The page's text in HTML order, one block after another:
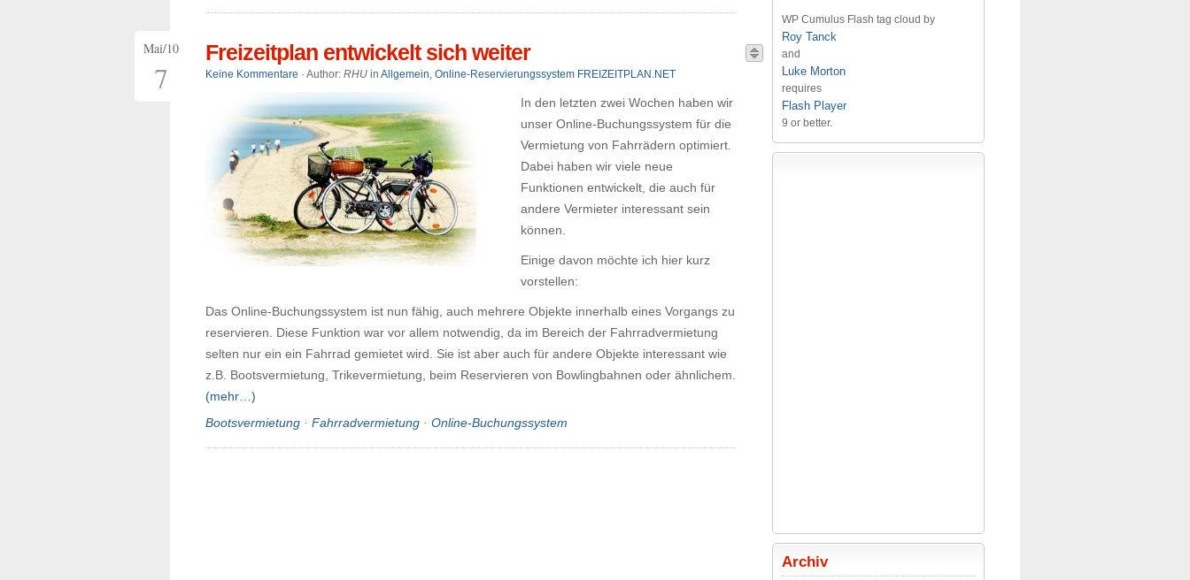
WP Cumulus Flash tag cloud by
Roy Tanck
and
Luke Morton
requires
Flash Player
9 or better.
Archiv
Mai/10
7
Freizeitplan entwickelt sich weiter
Keine Kommentare · Author: RHU in Allgemein, Online-Reservierungssystem FREIZEITPLAN.NET
In den letzten zwei Wochen haben wir
unser Online-Buchungssystem für die
Vermietung von Fahrrädern optimiert.
Dabei haben wir viele neue
Funktionen entwickelt, die auch für
andere Vermieter interessant sein
können.
Einige davon möchte ich hier kurz
vorstellen:
Das Online-Buchungssystem ist nun fähig, auch mehrere Objekte innerhalb eines Vorgangs zu
reservieren. Diese Funktion war vor allem notwendig, da im Bereich der Fahrradvermietung
selten nur ein ein Fahrrad gemietet wird. Sie ist aber auch für andere Objekte interessant wie
z.B. Bootsvermietung, Trikevermietung, beim Reservieren von Bowlingbahnen oder ähnlichem.
(mehr…)
Bootsvermietung · Fahrradvermietung · Online-Buchungssystem